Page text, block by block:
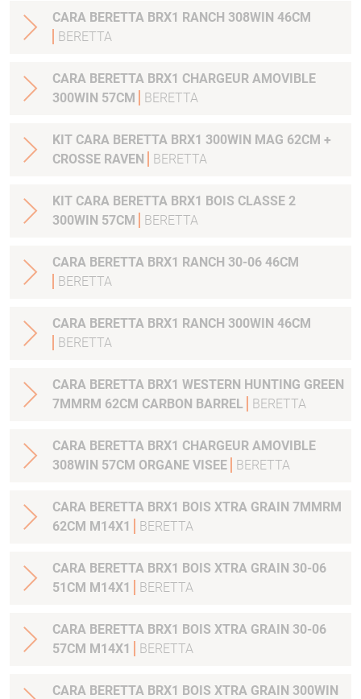
CARA BERETTA BRX1 RANCH 308WIN 46CM
BERETTA
CARA BERETTA BRX1 CHARGEUR AMOVIBLE
300WIN 57CM
BERETTA
KIT CARA BERETTA BRX1 300WIN MAG 62CM +
CROSSE RAVEN
BERETTA
KIT CARA BERETTA BRX1 BOIS CLASSE 2
300WIN 57CM
BERETTA
CARA BERETTA BRX1 RANCH 30-06 46CM
BERETTA
CARA BERETTA BRX1 RANCH 300WIN 46CM
BERETTA
CARA BERETTA BRX1 WESTERN HUNTING GREEN
7MMRM 62CM CARBON BARREL
BERETTA
CARA BERETTA BRX1 CHARGEUR AMOVIBLE
308WIN 57CM ORGANE VISEE
BERETTA
CARA BERETTA BRX1 BOIS XTRA GRAIN 7MMRM
62CM M14X1
BERETTA
CARA BERETTA BRX1 BOIS XTRA GRAIN 30-06
51CM M14X1
BERETTA
CARA BERETTA BRX1 BOIS XTRA GRAIN 30-06
57CM M14X1
BERETTA
CARA BERETTA BRX1 BOIS XTRA GRAIN 300WIN